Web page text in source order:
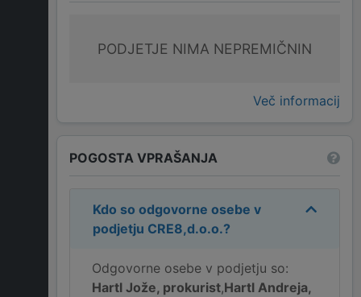
PODJETJE NIMA NEPREMIČNIN
Več informacij
POGOSTA VPRAŠANJA
Kdo so odgovorne osebe v
podjetju CRE8,d.o.o.?
Odgovorne osebe v podjetju so:
Hartl Jože, prokurist,Hartl Andreja,